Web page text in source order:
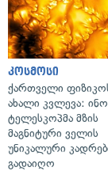
კოსმოსი
ქართველი
ახალი კვლევა:
ტელესკოპმა მზის
მაგნიტური ველის
უნიკალური
გადაიღო